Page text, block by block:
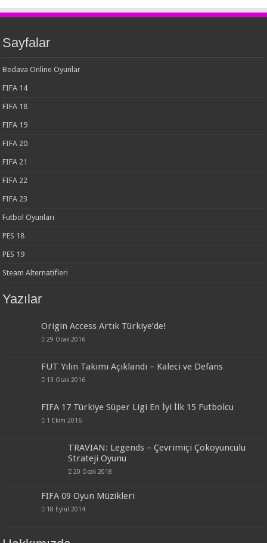
Sayfalar
Bedava Online Oyunlar
FIFA 14
FIFA 18
FIFA 19
FIFA 20
FIFA 21
FIFA 22
FIFA 23
Futbol Oyunları
PES 18
PES 19
Steam Alternatifleri
Yazılar
Origin Access Artık Türkiye’de!
29 Ocak 2016
FUT Yılın Takımı Açıklandı – Kaleci ve Defans
13 Ocak 2016
FIFA 17 Türkiye Süper Ligi En İyi İlk 15 Futbolcu
1 Ekim 2016
TRAVIAN: Legends – Çevrimiçi Çokoyunculu
Strateji Oyunu
20 Ocak 2018
FIFA 09 Oyun Müzikleri
18 Eylül 2014